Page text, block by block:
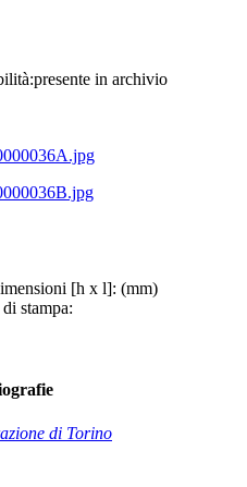
presente in archivio
[h x l]: (mm)
stampa:
di Torino